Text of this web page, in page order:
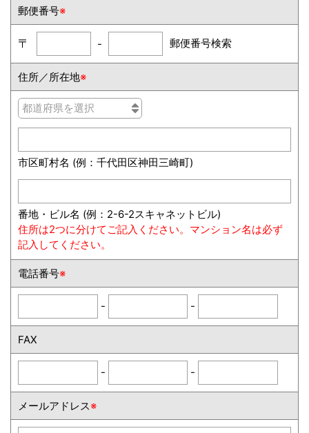
郵便番号※
〒 - 郵便番号検索
住所／所在地※
市区町村名 (例：千代田区神田三崎町)
番地・ビル名 (例：2-6-2スキャネットビル)
住所は2つに分けてご記入ください。マンション名は必ず
記入してください。
電話番号※
- -
FAX
- -
メールアドレス※